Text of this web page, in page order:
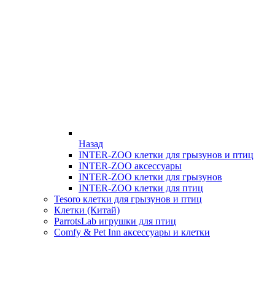
Назад
INTER-ZOO клетки для грызунов и птиц
INTER-ZOO аксессуары
INTER-ZOO клетки для грызунов
INTER-ZOO клетки для птиц
Tesoro клетки для грызунов и птиц
Клетки (Китай)
ParrotsLab игрушки для птиц
Comfy & Pet Inn аксессуары и клетки